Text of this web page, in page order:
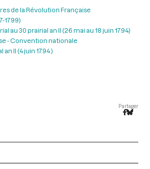
de la Révolution Française
1799)
au 30 prairial an II (26 mai au 18 juin 1794)
- Convention nationale
II (4 juin 1794 )
Partager